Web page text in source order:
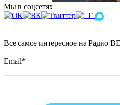
Мы в соцсетях
Все самое интересное на Радио
Email*